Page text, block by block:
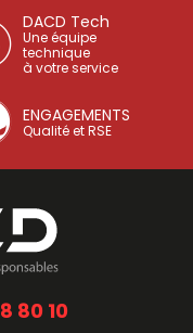
DACD Tech
Une équipe
technique
à votre service
ENGAGEMENTS
Qualité et RSE
80 10